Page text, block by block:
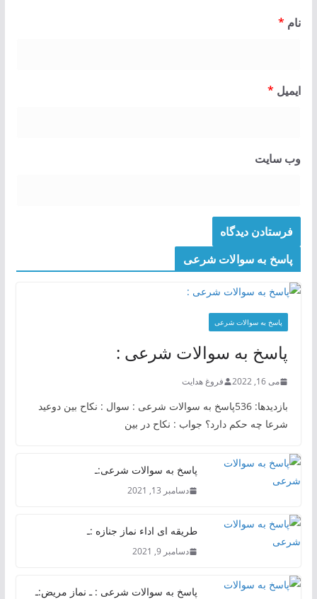
نام *
ایمیل *
وب‌ سایت
پاسخ به سوالات شرعی
پاسخ به سوالات شرعی
پاسخ به سوالات شرعی :
می 16, 2022 فروغ هدایت
بازدیدها: 536پاسخ به سوالات شرعی : سوال : نکاح بین دوعید
شرعا چه حکم دارد؟ جواب : نکاح در بین
پاسخ به سوالات شرعی:ـ
دسامبر 13, 2021
طریقه ای اداء نماز جنازه :ـ
دسامبر 9, 2021
پاسخ به سوالات شرعی : ـ نماز مریض:ـ